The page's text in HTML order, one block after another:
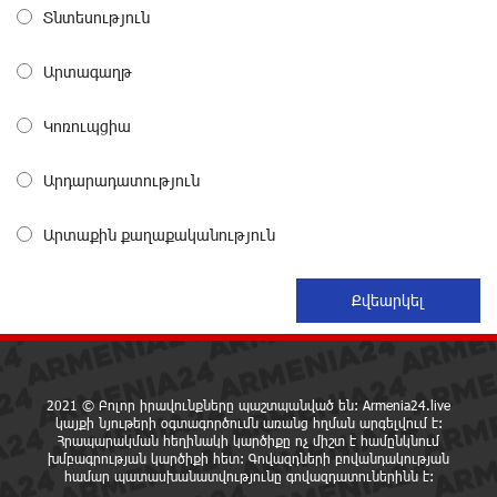
մասնագիտություններ. Ատոմ Մխիթարյան
ազգային ողբերգություն է․ Ավետիք Չալաբյան
խայտառակություն» է անվանել Ամենայն Հայոց
Ռուսաստանի հետ խնդիրները պետք է լուծել
դիվանագիտական ճանապարհով․ Նարեկ
Տնտեսություն
Արտագաղթ
Կոռուպցիա
Արդարադատություն
Արտաքին քաղաքականություն
2021 © Բոլոր իրավունքները պաշտպանված են: Armenia24.live
կայքի նյութերի օգտագործումն առանց հղման արգելվում է:
Հրապարակման հեղինակի կարծիքը ոչ միշտ է համընկնում
խմբագրության կարծիքի հետ: Գովազդների բովանդակության
համար պատասխանատվությունը գովազդատուներինն է: